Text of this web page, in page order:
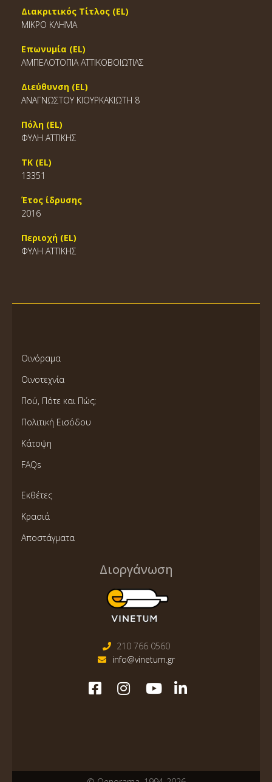
Διακριτικός Τίτλος (EL)
ΜΙΚΡΟ ΚΛΗΜΑ
Επωνυμία (EL)
ΑΜΠΕΛΟΤΟΠΙΑ ΑΤΤΙΚΟΒΟΙΩΤΙΑΣ
Διεύθυνση (EL)
ΑΝΑΓΝΩΣΤΟΥ ΚΙΟΥΡΚΑΚΙΩΤΗ 8
Πόλη (EL)
ΦΥΛΗ ΑΤΤΙΚΗΣ
ΤΚ (EL)
13351
Έτος ίδρυσης
2016
Περιοχή (EL)
ΦΥΛΗ ΑΤΤΙΚΗΣ
Οινόραμα
Οινοτεχνία
Πού, Πότε και Πώς;
Πολιτική Εισόδου
Κάτοψη
FAQs
Εκθέτες
Κρασιά
Αποστάγματα
Διοργάνωση
210 766 0560
info@vinetum.gr